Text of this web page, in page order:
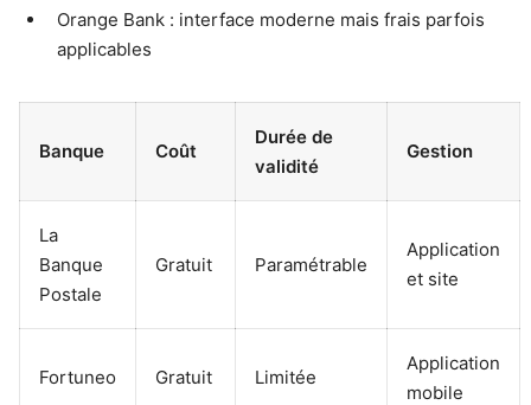
Orange Bank : interface moderne mais frais parfois
applicables
Banque Coût
Durée de
validité
Gestion
La
Banque
Postale
Gratuit Paramétrable
Application
et site
Fortuneo Gratuit Limitée
Application
mobile